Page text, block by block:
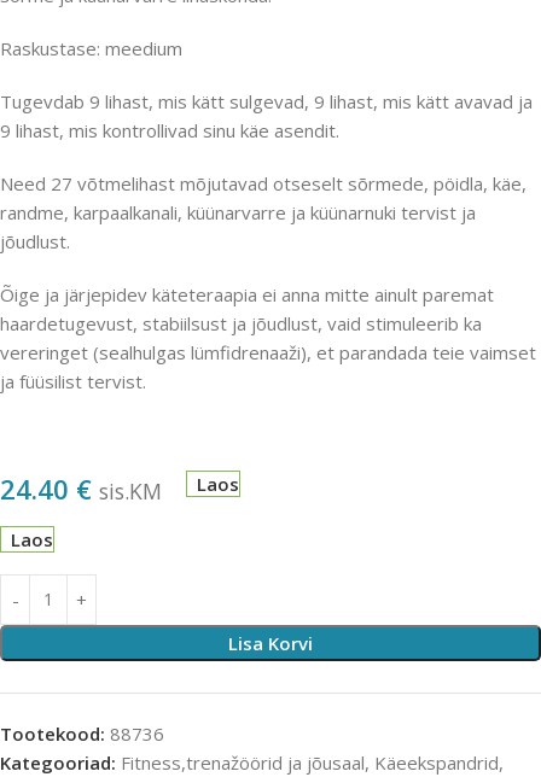
Raskustase: meedium
Tugevdab 9 lihast, mis kätt sulgevad, 9 lihast, mis kätt avavad ja
9 lihast, mis kontrollivad sinu käe asendit.
Need 27 võtmelihast mõjutavad otseselt sõrmede, pöidla, käe,
randme, karpaalkanali, küünarvarre ja küünarnuki tervist ja
jõudlust.
Õige ja järjepidev käteteraapia ei anna mitte ainult paremat
haardetugevust, stabiilsust ja jõudlust, vaid stimuleerib ka
vereringet (sealhulgas lümfidrenaaži), et parandada teie vaimset
ja füüsilist tervist.
24.40 € sis.KM Laos
Laos
Lisa Korvi
Tootekood: 88736
Kategooriad: Fitness,trenažöörid ja jõusaal, Käeekspandrid,